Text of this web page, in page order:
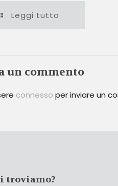
Leggi tutto
un commento
connesso per inviare un
troviamo?